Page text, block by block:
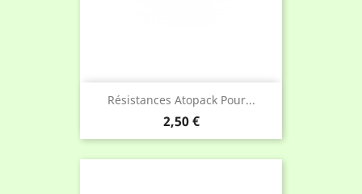
Résistances Atopack Pour...
Prix
2,50 €